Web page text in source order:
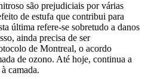
são prejudiciais por várias
de estufa que contribui para
última refere-se sobretudo a danos
ainda precisa de ser
de Montreal, o acordo
de ozono. Até hoje, continua a
camada.